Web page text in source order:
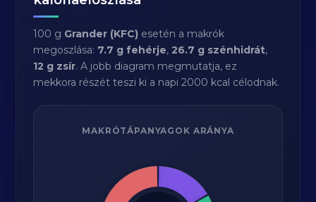
100 g Grander (KFC) esetén a makrók
megoszlása: 7.7 g fehérje,26.7 g szénhidrát,
12 g zsír. A jobb diagram megmutatja, ez
mekkora részét teszi ki a napi 2000 kcal célodnak.
MAKRÓTÁPANYAGOK ARÁNYA